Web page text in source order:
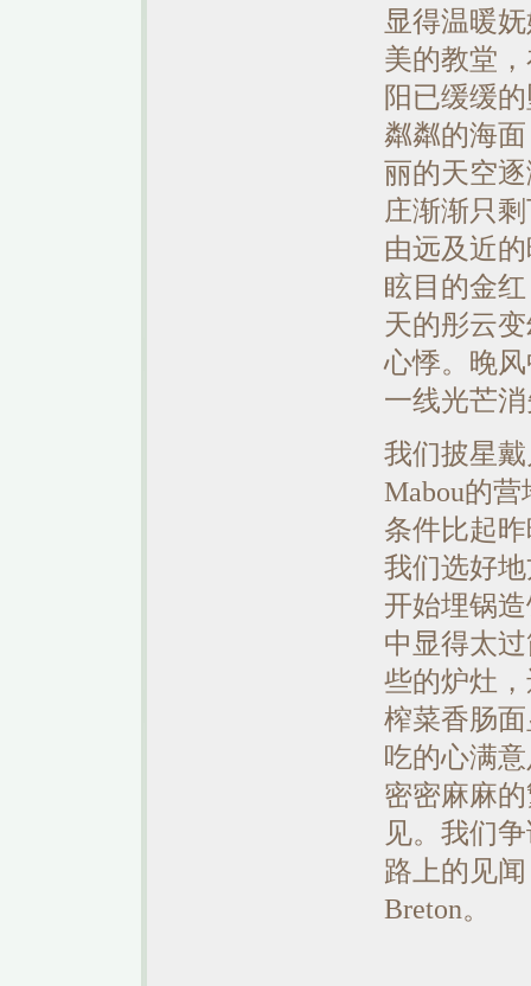
显得温暖
美的教堂
阳已缓缓
粼粼的海
丽的天空
庄渐渐只
由远及近
眩目的金
天的彤云
心悸。晚
一线光芒
我们披星
Mabou的
条件比起
我们选好
开始埋锅
中显得太
些的炉灶
榨菜香肠
吃的心满
密密麻麻
见。我们
路上的见
Breton。